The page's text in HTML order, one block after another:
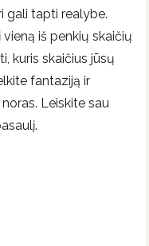
gali tapti realybe.
iš penkių skaičių
kuris skaičius jūsų
fantaziją ir
Leiskite sau